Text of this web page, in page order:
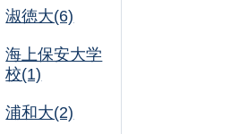
淑徳大(6)
海上保安大学
校(1)
浦和大(2)